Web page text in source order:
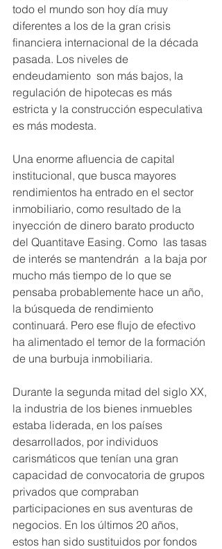
todo el mundo son hoy día muy
diferentes a los de la gran crisis
financiera internacional de la década
pasada. Los niveles de
endeudamiento  son más bajos, la
regulación de hipotecas es más
estricta y la construcción especulativa
es más modesta.
Una enorme afluencia de capital
institucional, que busca mayores
rendimientos ha entrado en el sector
inmobiliario, como resultado de la
inyección de dinero barato producto
del Quantitave Easing. Como  las tasas
de interés se mantendrán  a la baja por
mucho más tiempo de lo que se
pensaba probablemente hace un año,
la búsqueda de rendimiento
continuará. Pero ese flujo de efectivo
ha alimentado el temor de la formación
de una burbuja inmobiliaria.
Durante la segunda mitad del siglo XX,
la industria de los bienes inmuebles
estaba liderada, en los países
desarrollados, por individuos
carismáticos que tenían una gran
capacidad de convocatoria de grupos
privados que compraban
participaciones en sus aventuras de
negocios. En los últimos 20 años,
estos han sido sustituidos por fondos